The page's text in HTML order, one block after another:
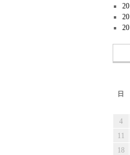
日
4
11
18